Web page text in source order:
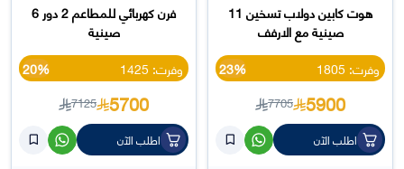
هوت كابين دولاب تسخين 11
صينية مع الارفف
وفرت: 1805
23%
5900
7705
اطلب الآن
فرن كهربائي للمطاعم 2 دور 6
صينية
وفرت: 1425
20%
5700
7125
اطلب الآن